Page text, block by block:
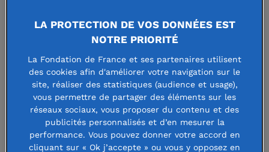
La philanthropie en action :Solidarité Ukraine :
focus sur les premières actions de terrain soutenues
LA PROTECTION DE VOS DONNÉES EST
NOTRE PRIORITÉ
La Fondation de France et ses partenaires utilisent
des cookies afin d'améliorer votre navigation sur le
site, réaliser des statistiques (audience et usage),
vous permettre de partager des éléments sur les
réseaux sociaux, vous proposer du contenu et des
publicités personnalisés et d’en mesurer la
performance. Vous pouvez donner votre accord en
cliquant sur « Ok j’accepte » ou vous y opposez en